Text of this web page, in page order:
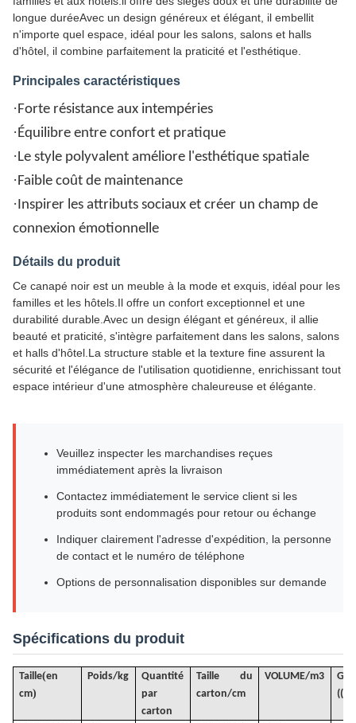
longue duréeAvec un design généreux et élégant, il embellit
n'importe quel espace, idéal pour les salons, salons et halls
d'hôtel, il combine parfaitement la praticité et l'esthétique.
Principales caractéristiques
·Forte résistance aux intempéries
·Équilibre entre confort et pratique
·Le style polyvalent améliore l'esthétique spatiale
·Faible coût de maintenance
·Inspirer les attributs sociaux et créer un champ de
connexion émotionnelle
Détails du produit
Ce canapé noir est un meuble à la mode et exquis, idéal pour les
familles et les hôtels.Il offre un confort exceptionnel et une
durabilité durable.Avec un design élégant et généreux, il allie
beauté et praticité, s'intègre parfaitement dans les salons, salons
et halls d'hôtel.La structure stable et la texture fine assurent la
sécurité et l'élégance de l'utilisation quotidienne, enrichissant tout
espace intérieur d'une atmosphère chaleureuse et élégante.
Veuillez inspecter les marchandises reçues
immédiatement après la livraison
Contactez immédiatement le service client si les
produits sont endommagés pour retour ou échange
Indiquer clairement l'adresse d'expédition, la personne
de contact et le numéro de téléphone
Options de personnalisation disponibles sur demande
Spécifications du produit
Taille(en
cm)
Poids/kg
Quantité
par
carton
Taille du
carton/cm
VOLUME/m3 G